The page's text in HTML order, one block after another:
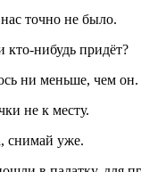
точно не было.
кто-нибудь придёт?
ни меньше, чем он.
не к месту.
снимай уже.